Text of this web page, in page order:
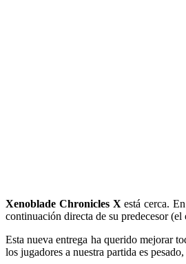
Xenoblade Chronicles X está cerca.
continuación directa de su predecesor
Esta nueva entrega ha querido mejorar
los jugadores a nuestra partida es